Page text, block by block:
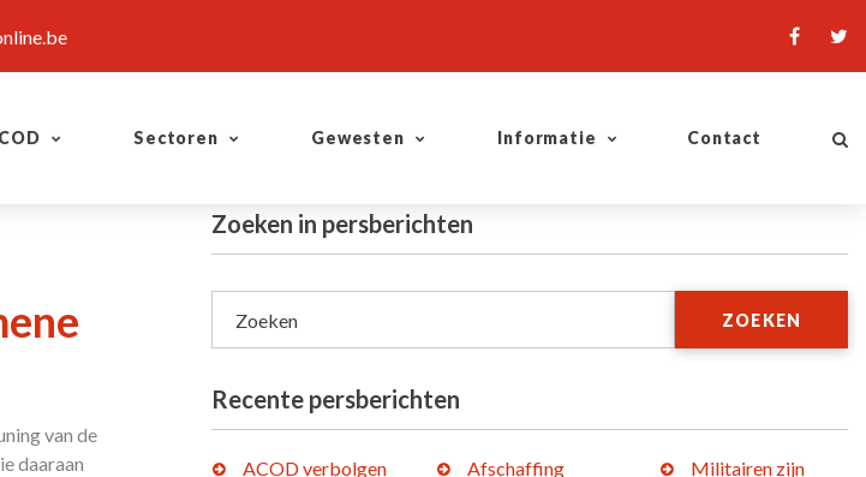
Sectoren Gewesten Informatie Contact
van de
daaraan
Zoeken in persberichten
Zoeken ZOEKEN
Recente persberichten
ACOD verbolgen
Afschaffing
Militairen zijn